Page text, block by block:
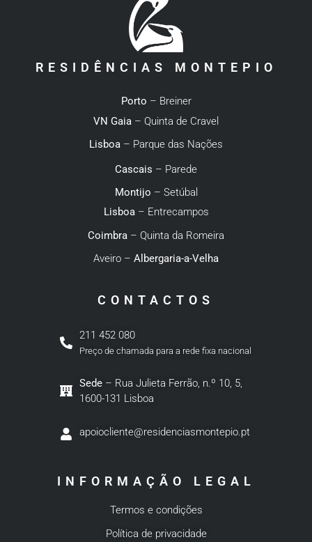
RESIDÊNCIAS MONTEPIO
Porto – Breiner
VN Gaia– Quinta de Cravel
Lisboa – Parque das Nações
Cascais – Parede
Montijo – Setúbal
Lisboa– Entrecampos
Coimbra – Quinta da Romeira
Aveiro – Albergaria-a-Velha
CONTACTOS
211 452 080
Preço de chamada para a rede fixa nacional
Sede– Rua Julieta Ferrão, n.º 10, 5,
1600-131 Lisboa
apoiocliente@residenciasmontepio.pt
INFORMAÇÃO LEGAL
Termos e condições
Política de privacidade